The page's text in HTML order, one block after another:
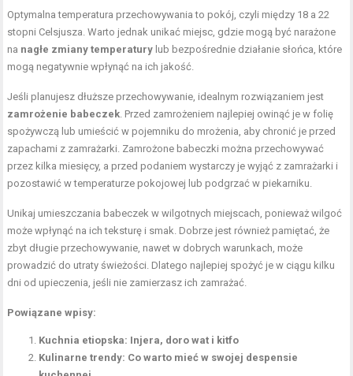
Optymalna temperatura przechowywania to pokój, czyli między 18 a 22
stopni Celsjusza. Warto jednak unikać miejsc, gdzie mogą być narażone
na nagłe zmiany temperatury lub bezpośrednie działanie słońca, które
mogą negatywnie wpłynąć na ich jakość.
Jeśli planujesz dłuższe przechowywanie, idealnym rozwiązaniem jest
zamrożenie babeczek. Przed zamrożeniem najlepiej owinąć je w folię
spożywczą lub umieścić w pojemniku do mrożenia, aby chronić je przed
zapachami z zamrażarki. Zamrożone babeczki można przechowywać
przez kilka miesięcy, a przed podaniem wystarczy je wyjąć z zamrażarki i
pozostawić w temperaturze pokojowej lub podgrzać w piekarniku.
Unikaj umieszczania babeczek w wilgotnych miejscach, ponieważ wilgoć
może wpłynąć na ich teksturę i smak. Dobrze jest również pamiętać, że
zbyt długie przechowywanie, nawet w dobrych warunkach, może
prowadzić do utraty świeżości. Dlatego najlepiej spożyć je w ciągu kilku
dni od upieczenia, jeśli nie zamierzasz ich zamrażać.
Powiązane wpisy:
Kuchnia etiopska: Injera, doro wat i kitfo
Kulinarne trendy: Co warto mieć w swojej despensie